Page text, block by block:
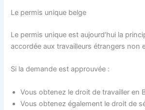
Le permis unique belge
Le permis unique est aujourd’hui la
accordée aux travailleurs étrangers non
Si la demande est approuvée :
Vous obtenez le droit de travailler en
Vous obtenez également le droit de